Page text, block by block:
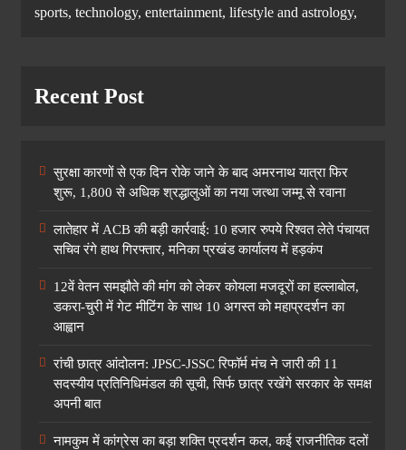
sports, technology, entertainment, lifestyle and astrology,
Recent Post
सुरक्षा कारणों से एक दिन रोके जाने के बाद अमरनाथ यात्रा फिर
शुरू, 1,800 से अधिक श्रद्धालुओं का नया जत्था जम्मू से रवाना
लातेहार में ACB की बड़ी कार्रवाई: 10 हजार रुपये रिश्वत लेते पंचायत
सचिव रंगे हाथ गिरफ्तार, मनिका प्रखंड कार्यालय में हड़कंप
12वें वेतन समझौते की मांग को लेकर कोयला मजदूरों का हल्लाबोल,
डकरा-चुरी में गेट मीटिंग के साथ 10 अगस्त को महाप्रदर्शन का
आह्वान
रांची छात्र आंदोलन: JPSC-JSSC रिफॉर्म मंच ने जारी की 11
सदस्यीय प्रतिनिधिमंडल की सूची, सिर्फ छात्र रखेंगे सरकार के समक्ष
अपनी बात
नामकुम में कांग्रेस का बड़ा शक्ति प्रदर्शन कल, कई राजनीतिक दलों